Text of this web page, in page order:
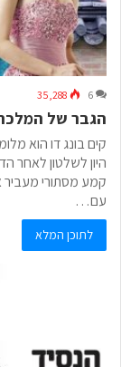
6
35,288
הגבר של המלכה
קים בונג דו הוא
היון לשלטון לאחר
קמע מסתורי מעביר
עם…
לתוכן המלא